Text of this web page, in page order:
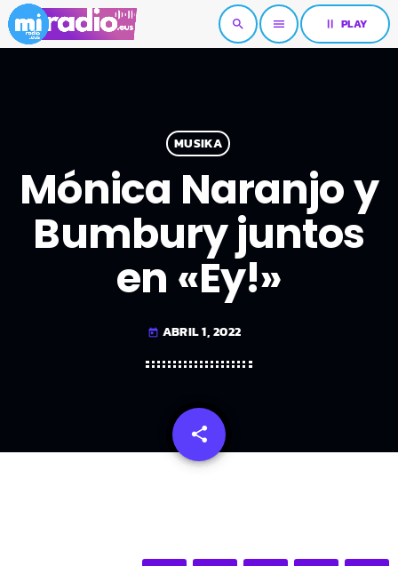
search menu pause PLAY
MUSIKA
Mónica Naranjo y
Bumbury juntos
en «Ey!»
today ABRIL 1, 2022
share
email